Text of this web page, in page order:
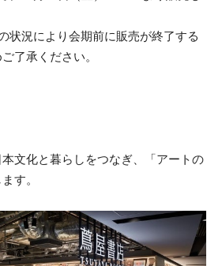
状況により会期前に販売が終了する
了承ください。
⽂化と暮らしをつなぎ、「アートの
す。